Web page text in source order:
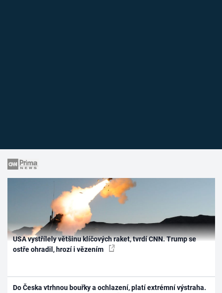
USA vystřílely většinu klíčových raket, tvrdí CNN. Trump se
ostře ohradil, hrozí i vězením
Do Česka vtrhnou bouřky a ochlazení, platí extrémní výstraha.